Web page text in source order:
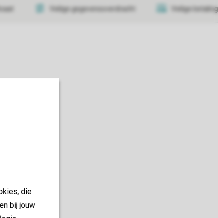
die
bij jouw
Veilige gegevensoverdracht Veilige betaling